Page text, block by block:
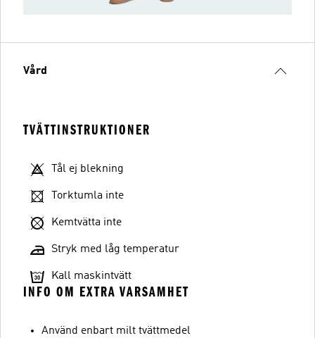
Vård
TVÄTTINSTRUKTIONER
Tål ej blekning
Torktumla inte
Kemtvätta inte
Stryk med låg temperatur
Kall maskintvätt
INFO OM EXTRA VARSAMHET
Använd enbart milt tvättmedel